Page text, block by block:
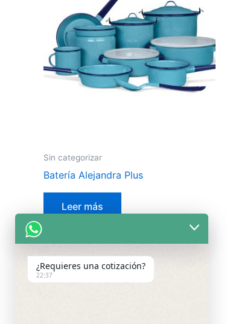
Sin categorizar
Batería Alejandra Plus
Leer más
¿Requieres una cotización?
22:37